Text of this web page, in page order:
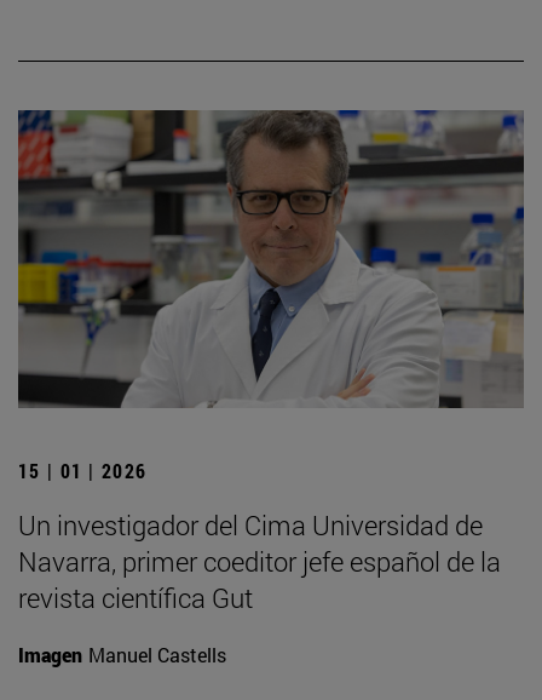
15 | 01 | 2026
Un investigador del Cima Universidad de
Navarra, primer coeditor jefe español de la
revista científica Gut
Imagen Manuel Castells